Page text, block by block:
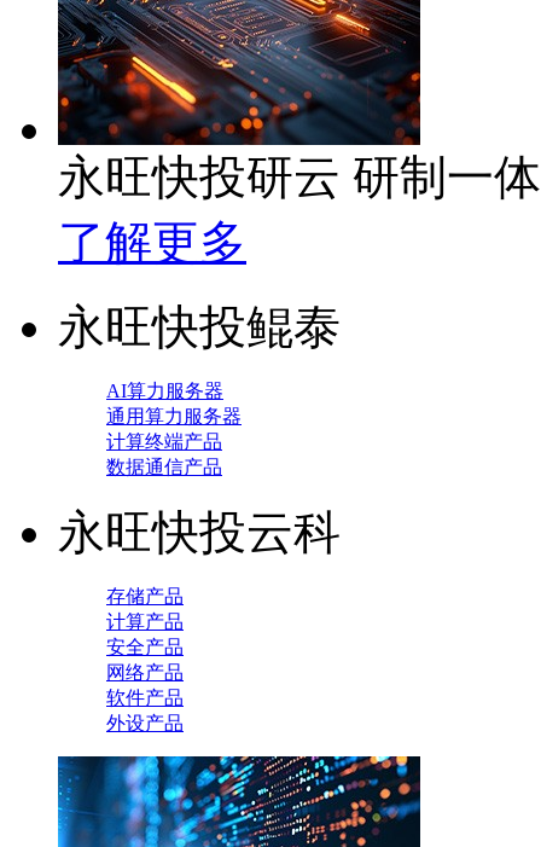
永旺快投研云 研制一
了解更多
永旺快投鲲泰
AI算力服务器
通用算力服务器
计算终端产品
数据通信产品
永旺快投云科
存储产品
计算产品
安全产品
网络产品
软件产品
外设产品